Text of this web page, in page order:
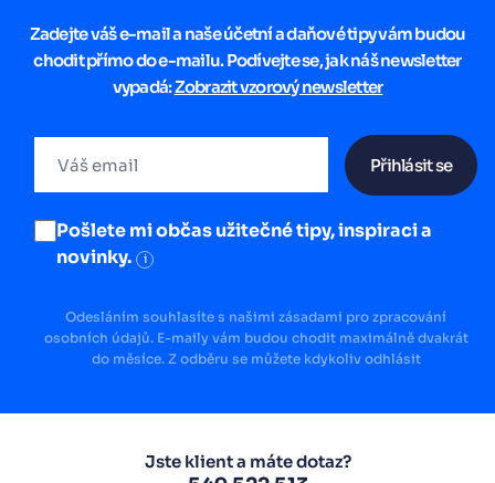
Zadejte váš e-mail a naše účetní a daňové tipy vám budou
chodit přímo do e-mailu. Podívejte se, jak náš newsletter
vypadá:Zobrazit vzorový newsletter
Přihlásit se
Pošlete mi občas užitečné tipy, inspiraci a
novinky.
i
Odesláním souhlasíte s našimi zásadami pro zpracování
osobních údajů. E-maily vám budou chodit maximálně dvakrát
do měsíce. Z odběru se můžete kdykoliv odhlásit
Jste klient a máte dotaz?